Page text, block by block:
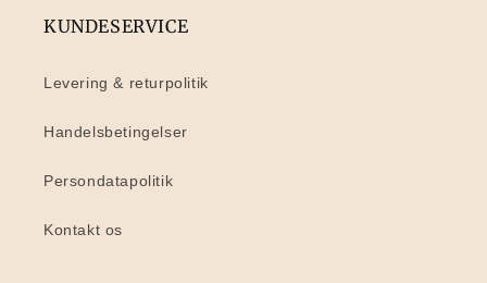
KUNDESERVICE
Levering & returpolitik
Handelsbetingelser
Persondatapolitik
Kontakt os